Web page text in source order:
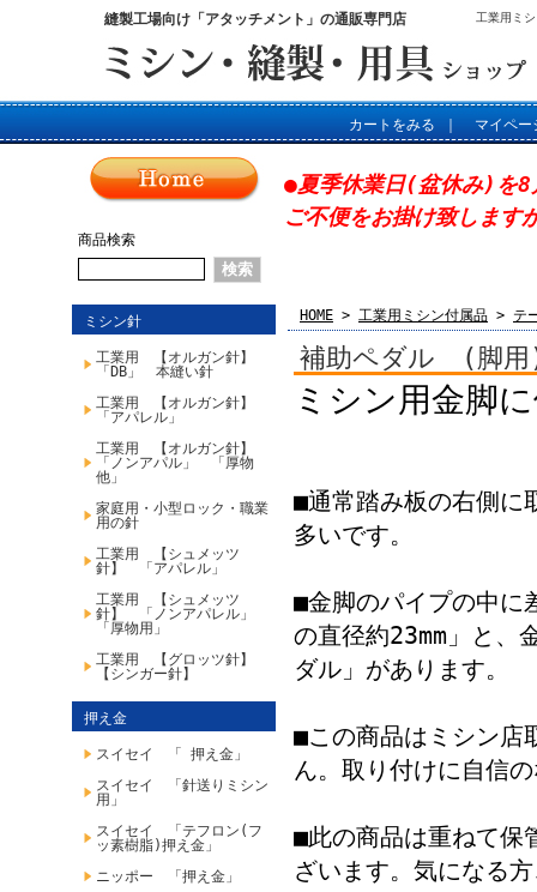
縫製工場向け「アタッチメント」の通販専門店 工業用ミ
カートをみる マイペー
商品検索
ミシン針
工業用 【オルガン針】
「DB」 本縫い針
工業用 【オルガン針】
「アパレル」
工業用 【オルガン針】
「ノンアパル」 「厚物
他」
家庭用・小型ロック・職業
用の針
工業用 【シュメッツ
針】 「アパレル」
工業用 【シュメッツ
針】 「ノンアパレル」
「厚物用」
工業用 【グロッツ針】
【シンガー針】
押え金
スイセイ 「 押え金」
スイセイ 「針送りミシン
用」
スイセイ 「テフロン(フ
ッ素樹脂)押え金」
ニッポー 「押え金」
●夏季休業日(盆休み)を
ご不便をお掛け致します
HOME > 工業用ミシン付属品 > テ
補助ペダル (脚
ミシン用金脚
■通常踏み板の右側に
多いです。
■金脚のパイプの中に
の直径約23mm」と、
ダル」があります。
■この商品はミシン店
ん。取り付けに自信
■此の商品は重ねて保
ざいます。気になる